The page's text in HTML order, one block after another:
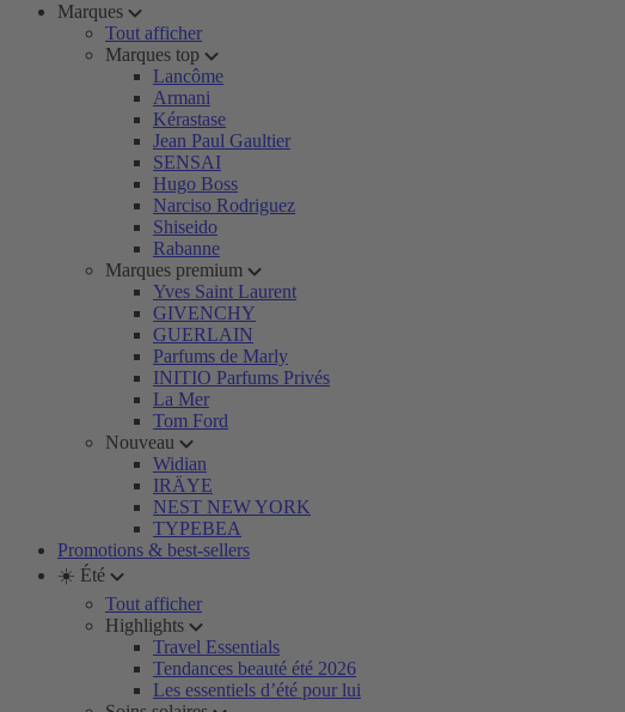
Marques
Tout afficher
Marques top
Lancôme
Armani
Kérastase
Jean Paul Gaultier
SENSAI
Hugo Boss
Narciso Rodriguez
Shiseido
Rabanne
Marques premium
Yves Saint Laurent
GIVENCHY
GUERLAIN
Parfums de Marly
INITIO Parfums Privés
La Mer
Tom Ford
Nouveau
Widian
IRÄYE
NEST NEW YORK
TYPEBEA
Promotions & best-sellers
☀️ Été
Tout afficher
Highlights
Travel Essentials
Tendances beauté été 2026
Les essentiels d’été pour lui